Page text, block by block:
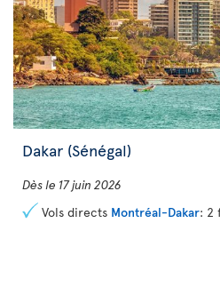
Dakar (Sénégal)
Dès le 17 juin 2026
Vols directs Montréal-Dakar: 2